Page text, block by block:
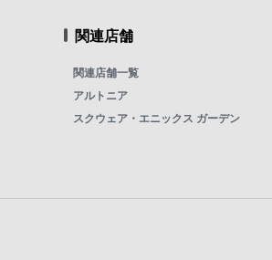
関連店舗
関連店舗一覧
アルトニア
スクウェア・エニックス ガーデン